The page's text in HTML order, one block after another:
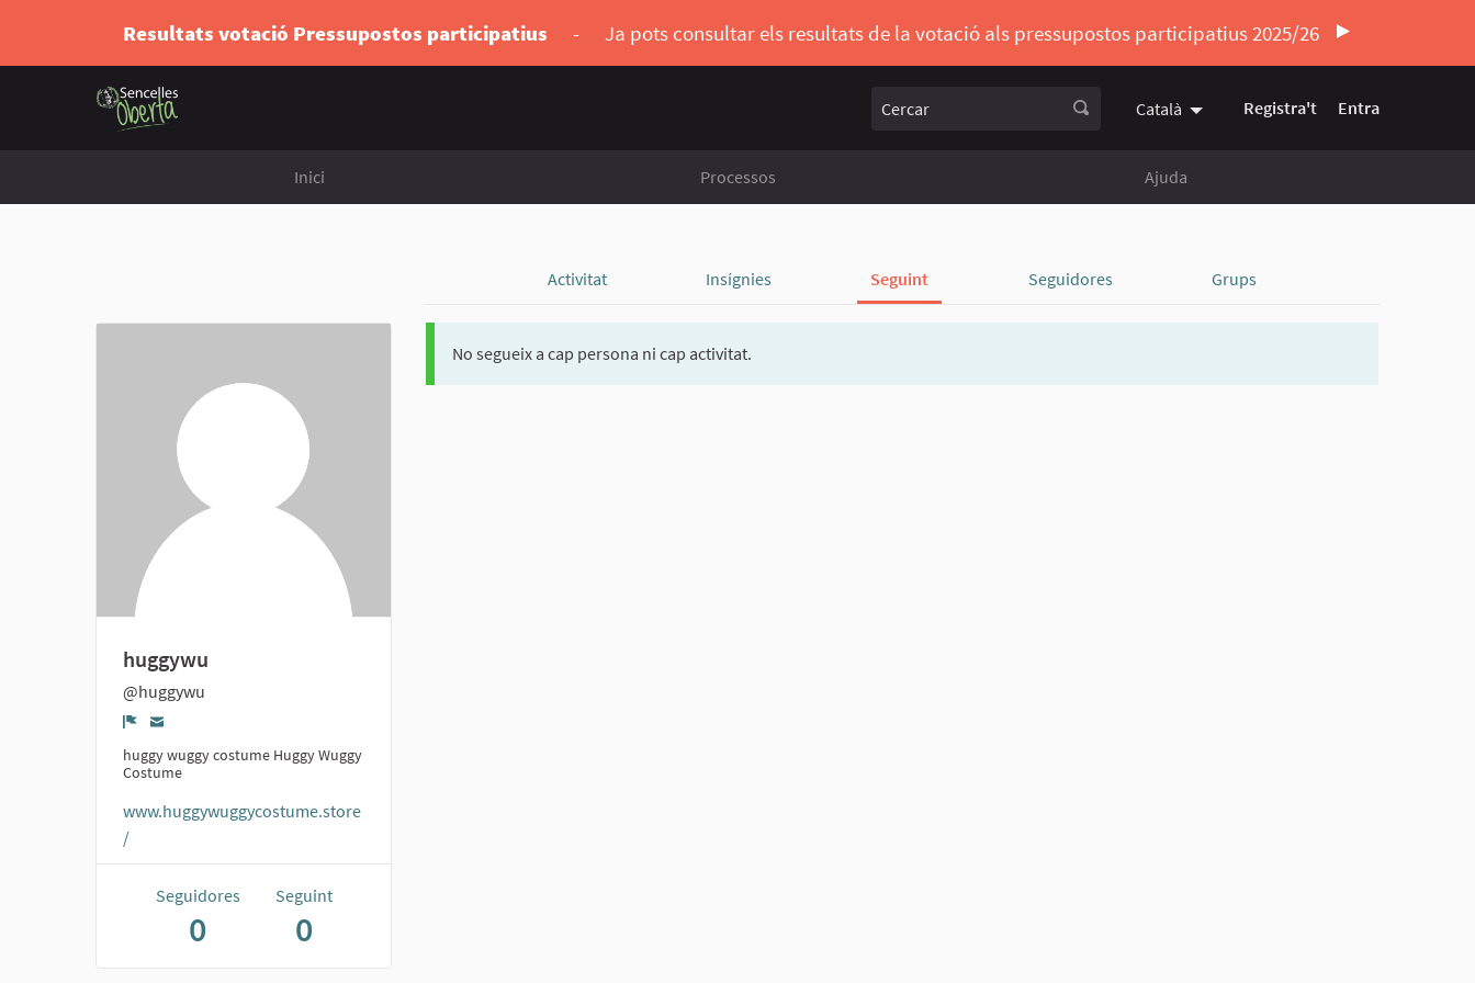
Resultats votació Pressupostos participatius - Ja pots consultar els resultats de la votació als pressupostos participatius 2025/26
Català Triar la llengua Elegir el idioma
Registra't Entra
Inici Processos Ajuda
Activitat Insígnies Seguint Seguidores Grups
huggywu
@huggywu
huggy wuggy costume Huggy Wuggy
Costume
www.huggywuggycostume.store
/
Seguidores
0
Seguint
0
No segueix a cap persona ni cap activitat.